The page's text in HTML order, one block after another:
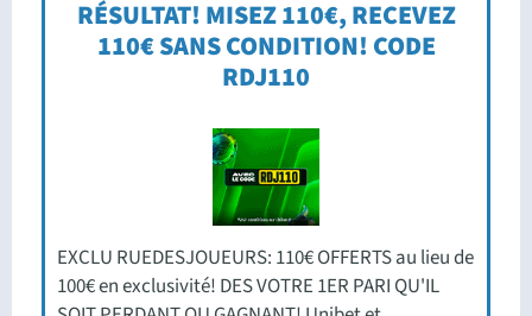
RÉSULTAT! MISEZ 110€, RECEVEZ
110€ SANS CONDITION! CODE
RDJ110
EXCLU RUEDESJOUEURS: 110€ OFFERTS au lieu de
100€ en exclusivité! DES VOTRE 1ER PARI QU'IL